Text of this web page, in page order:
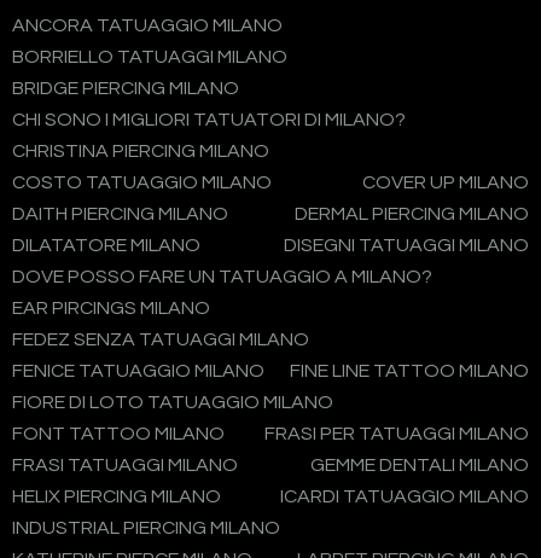
ANCORA TATUAGGIO MILANO
BORRIELLO TATUAGGI MILANO
BRIDGE PIERCING MILANO
CHI SONO I MIGLIORI TATUATORI DI MILANO?
CHRISTINA PIERCING MILANO
COSTO TATUAGGIO MILANO
COVER UP MILANO
DAITH PIERCING MILANO
DERMAL PIERCING MILANO
DILATATORE MILANO
DISEGNI TATUAGGI MILANO
DOVE POSSO FARE UN TATUAGGIO A MILANO?
EAR PIRCINGS MILANO
FEDEZ SENZA TATUAGGI MILANO
FENICE TATUAGGIO MILANO
FINE LINE TATTOO MILANO
FIORE DI LOTO TATUAGGIO MILANO
FONT TATTOO MILANO
FRASI PER TATUAGGI MILANO
FRASI TATUAGGI MILANO
GEMME DENTALI MILANO
HELIX PIERCING MILANO
ICARDI TATUAGGIO MILANO
INDUSTRIAL PIERCING MILANO